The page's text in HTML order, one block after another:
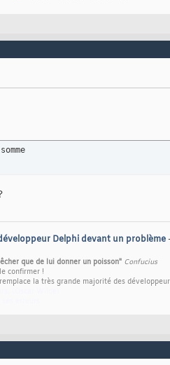
Delphi devant un problème
que de lui donner un poisson" Confucius
confirmer !
la très grande majorité des